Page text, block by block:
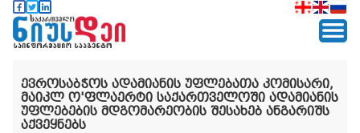
ევროსაბჭოს ადამიანის უფლებათა კომისარი,
მაიკლ ო'ფლაერტი საქართველოში ადამიანის
უფლებების მდგომარეობის შესახებ ანგარიშს
აქვეყნებს